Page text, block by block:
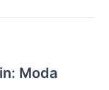
Moda